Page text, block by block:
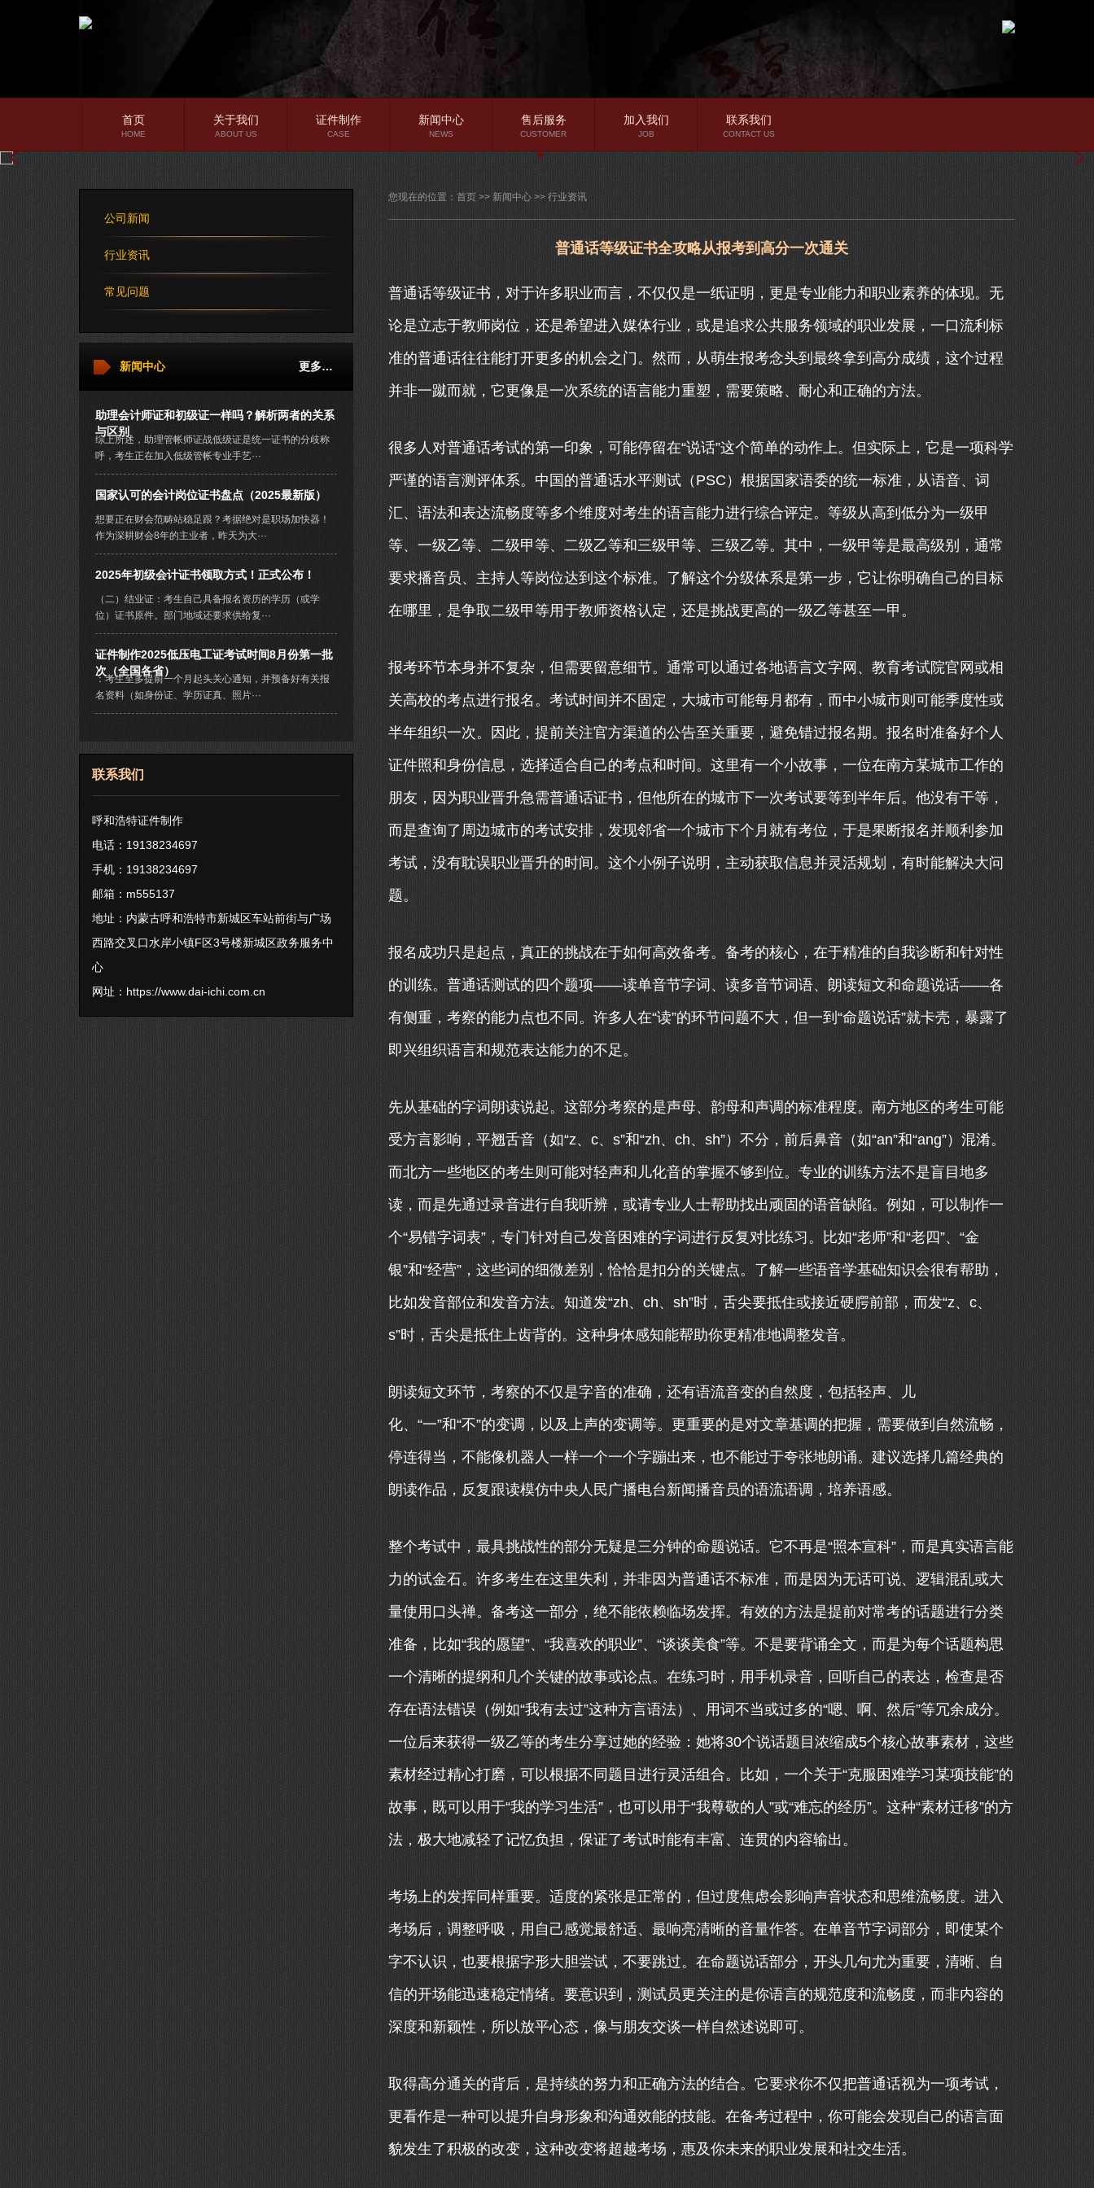
行业资讯
常见问题
首页
HOME
关于我们
ABOUT US
证件制作
CASE
新闻中心
NEWS
售后服务
CUSTOMER
加入我们
JOB
联系我们
CONTACT US
公司新闻
行业资讯
常见问题
更多…
新闻中心
助理会计师证和初级证一样吗？解析两者的关系
与区别
综上所述，助理管帐师证战低级证是统一证书的分歧称
呼，考生正在加入低级管帐专业手艺···
国家认可的会计岗位证书盘点（2025最新版）
想要正在财会范畴站稳足跟？考据绝对是职场加快器！
作为深耕财会8年的主业者，昨天为大···
2025年初级会计证书领取方式！正式公布！
（二）结业证：考生自己具备报名资历的学历（或学
位）证书原件。部门地域还要求供给复···
证件制作2025低压电工证考试时间8月份第一批
次（全国各省）
：考生至多提前一个月起头关心通知，并预备好有关报
名资料（如身份证、学历证真、照片···
联系我们
呼和浩特证件制作
电话：19138234697
手机：19138234697
邮箱：m555137
地址：内蒙古呼和浩特市新城区车站前街与广场
西路交叉口水岸小镇F区3号楼新城区政务服务中
心
网址： https://www.dai-ichi.com.cn
您现在的位置： 首页 >> 新闻中心 >> 行业资讯
普通话等级证书全攻略从报考到高分一次通关
普通话等级证书，对于许多职业而言，不仅仅是一纸证明，更是专业能力和职业素养的体现。无
论是立志于教师岗位，还是希望进入媒体行业，或是追求公共服务领域的职业发展，一口流利标
准的普通话往往能打开更多的机会之门。然而，从萌生报考念头到最终拿到高分成绩，这个过程
并非一蹴而就，它更像是一次系统的语言能力重塑，需要策略、耐心和正确的方法。
很多人对普通话考试的第一印象，可能停留在“说话”这个简单的动作上。但实际上，它是一项科学
严谨的语言测评体系。中国的普通话水平测试（PSC）根据国家语委的统一标准，从语音、词
汇、语法和表达流畅度等多个维度对考生的语言能力进行综合评定。等级从高到低分为一级甲
等、一级乙等、二级甲等、二级乙等和三级甲等、三级乙等。其中，一级甲等是最高级别，通常
要求播音员、主持人等岗位达到这个标准。了解这个分级体系是第一步，它让你明确自己的目标
在哪里，是争取二级甲等用于教师资格认定，还是挑战更高的一级乙等甚至一甲。
报考环节本身并不复杂，但需要留意细节。通常可以通过各地语言文字网、教育考试院官网或相
关高校的考点进行报名。考试时间并不固定，大城市可能每月都有，而中小城市则可能季度性或
半年组织一次。因此，提前关注官方渠道的公告至关重要，避免错过报名期。报名时准备好个人
证件照和身份信息，选择适合自己的考点和时间。这里有一个小故事，一位在南方某城市工作的
朋友，因为职业晋升急需普通话证书，但他所在的城市下一次考试要等到半年后。他没有干等，
而是查询了周边城市的考试安排，发现邻省一个城市下个月就有考位，于是果断报名并顺利参加
考试，没有耽误职业晋升的时间。这个小例子说明，主动获取信息并灵活规划，有时能解决大问
题。
报名成功只是起点，真正的挑战在于如何高效备考。备考的核心，在于精准的自我诊断和针对性
的训练。普通话测试的四个题项——读单音节字词、读多音节词语、朗读短文和命题说话——各
有侧重，考察的能力点也不同。许多人在“读”的环节问题不大，但一到“命题说话”就卡壳，暴露了
即兴组织语言和规范表达能力的不足。
先从基础的字词朗读说起。这部分考察的是声母、韵母和声调的标准程度。南方地区的考生可能
受方言影响，平翘舌音（如“z、c、s”和“zh、ch、sh”）不分，前后鼻音（如“an”和“ang”）混淆。
而北方一些地区的考生则可能对轻声和儿化音的掌握不够到位。专业的训练方法不是盲目地多
读，而是先通过录音进行自我听辨，或请专业人士帮助找出顽固的语音缺陷。例如，可以制作一
个“易错字词表”，专门针对自己发音困难的字词进行反复对比练习。比如“老师”和“老四”、“金
银”和“经营”，这些词的细微差别，恰恰是扣分的关键点。了解一些语音学基础知识会很有帮助，
比如发音部位和发音方法。知道发“zh、ch、sh”时，舌尖要抵住或接近硬腭前部，而发“z、c、
s”时，舌尖是抵住上齿背的。这种身体感知能帮助你更精准地调整发音。
朗读短文环节，考察的不仅是字音的准确，还有语流音变的自然度，包括轻声、儿
化、“一”和“不”的变调，以及上声的变调等。更重要的是对文章基调的把握，需要做到自然流畅，
停连得当，不能像机器人一样一个一个字蹦出来，也不能过于夸张地朗诵。建议选择几篇经典的
朗读作品，反复跟读模仿中央人民广播电台新闻播音员的语流语调，培养语感。
整个考试中，最具挑战性的部分无疑是三分钟的命题说话。它不再是“照本宣科”，而是真实语言能
力的试金石。许多考生在这里失利，并非因为普通话不标准，而是因为无话可说、逻辑混乱或大
量使用口头禅。备考这一部分，绝不能依赖临场发挥。有效的方法是提前对常考的话题进行分类
准备，比如“我的愿望”、“我喜欢的职业”、“谈谈美食”等。不是要背诵全文，而是为每个话题构思
一个清晰的提纲和几个关键的故事或论点。在练习时，用手机录音，回听自己的表达，检查是否
存在语法错误（例如“我有去过”这种方言语法）、用词不当或过多的“嗯、啊、然后”等冗余成分。
一位后来获得一级乙等的考生分享过她的经验：她将30个说话题目浓缩成5个核心故事素材，这些
素材经过精心打磨，可以根据不同题目进行灵活组合。比如，一个关于“克服困难学习某项技能”的
故事，既可以用于“我的学习生活”，也可以用于“我尊敬的人”或“难忘的经历”。这种“素材迁移”的方
法，极大地减轻了记忆负担，保证了考试时能有丰富、连贯的内容输出。
考场上的发挥同样重要。适度的紧张是正常的，但过度焦虑会影响声音状态和思维流畅度。进入
考场后，调整呼吸，用自己感觉最舒适、最响亮清晰的音量作答。在单音节字词部分，即使某个
字不认识，也要根据字形大胆尝试，不要跳过。在命题说话部分，开头几句尤为重要，清晰、自
信的开场能迅速稳定情绪。要意识到，测试员更关注的是你语言的规范度和流畅度，而非内容的
深度和新颖性，所以放平心态，像与朋友交谈一样自然述说即可。
取得高分通关的背后，是持续的努力和正确方法的结合。它要求你不仅把普通话视为一项考试，
更看作是一种可以提升自身形象和沟通效能的技能。在备考过程中，你可能会发现自己的语言面
貌发生了积极的改变，这种改变将超越考场，惠及你未来的职业发展和社交生活。